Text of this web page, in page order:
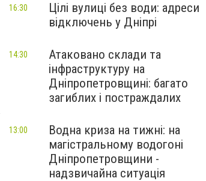
Цілі вулиці без води: адреси
відключень у Дніпрі
16:30
Атаковано склади та
інфраструктуру на
Дніпропетровщині: багато
загиблих і постраждалих
14:30
Водна криза на тижні: на
магістральному водогоні
Дніпропетровщини -
надзвичайна ситуація
13:00